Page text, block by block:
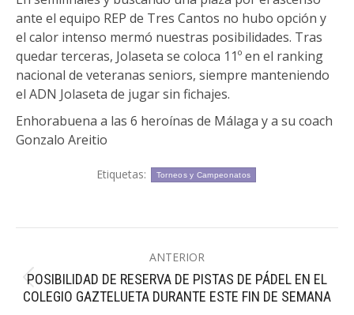
ante el equipo REP de Tres Cantos no hubo opción y
el calor intenso mermó nuestras posibilidades. Tras
quedar terceras, Jolaseta se coloca 11º en el ranking
nacional de veteranas seniors, siempre manteniendo
el ADN Jolaseta de jugar sin fichajes.
Enhorabuena a las 6 heroínas de Málaga y a su coach
Gonzalo Areitio
Etiquetas: Torneos y Campeonatos
entre
publicaciones
ANTERIOR
Publicación
anterior:
POSIBILIDAD DE RESERVA DE PISTAS DE PÁDEL EN EL
COLEGIO GAZTELUETA DURANTE ESTE FIN DE SEMANA